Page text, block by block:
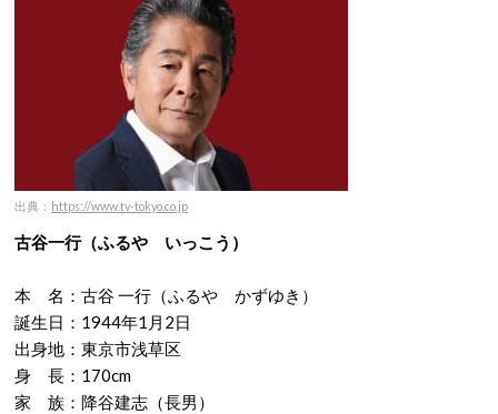
出典： https://www.tv-tokyo.co.jp
古谷一行（ふるや いっこう）
本 名：古谷 一行（ふるや かずゆき）
誕生日：1944年1月2日
出身地：東京市浅草区
身 長：170cm
家 族：降谷建志（長男）